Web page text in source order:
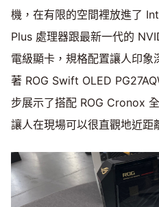
機，在有限的空間裡放進了
Plus 處理器跟最新一代的
電級顯卡，規格配置讓人印
著 ROG Swift OLED
步展示了搭配 ROG Cronox
讓人在現場可以很直觀地近距